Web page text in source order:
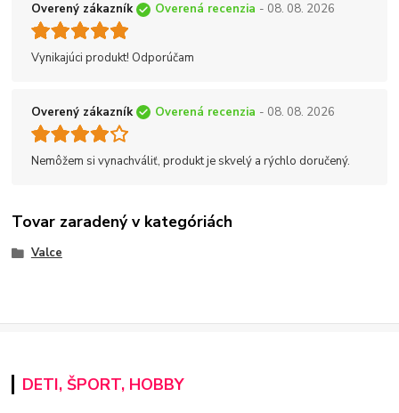
Overený zákazník Overená recenzia - 08. 08. 2026
Vynikajúci produkt! Odporúčam
Overený zákazník Overená recenzia - 08. 08. 2026
Nemôžem si vynachváliť, produkt je skvelý a rýchlo doručený.
Tovar zaradený v kategóriách
Valce
DETI, ŠPORT, HOBBY